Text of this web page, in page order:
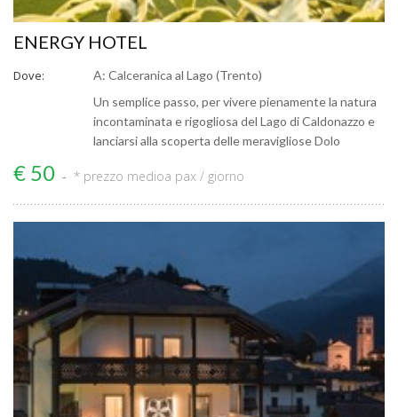
ENERGY HOTEL
Dove:
A: Calceranica al Lago (Trento)
Un semplice passo, per vivere pienamente la natura
incontaminata e rigogliosa del Lago di Caldonazzo e
lanciarsi alla scoperta delle meravigliose Dolo
€ 50 * prezzo medioa pax / giorno